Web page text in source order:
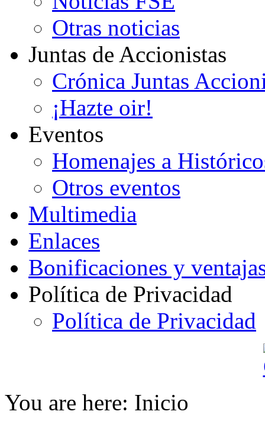
Otras noticias
Juntas de Accionistas
Crónica Juntas
¡Hazte oir!
Eventos
Homenajes a
Otros eventos
Multimedia
Enlaces
Bonificaciones y
Política de Privacidad
Política de Privacidad
You are here: Inicio